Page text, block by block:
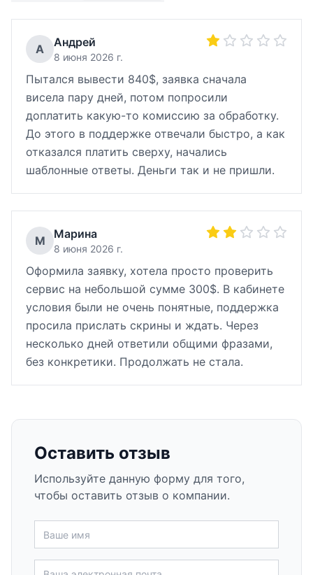
А Андрей
8 июня 2026 г.
Пытался вывести 840$, заявка сначала
висела пару дней, потом попросили
доплатить какую-то комиссию за обработку.
До этого в поддержке отвечали быстро, а как
отказался платить сверху, начались
шаблонные ответы. Деньги так и не пришли.
М Марина
8 июня 2026 г.
Оформила заявку, хотела просто проверить
сервис на небольшой сумме 300$. В кабинете
условия были не очень понятные, поддержка
просила прислать скрины и ждать. Через
несколько дней ответили общими фразами,
без конкретики. Продолжать не стала.
Оставить отзыв
Используйте данную форму для того,
чтобы оставить отзыв о компании.